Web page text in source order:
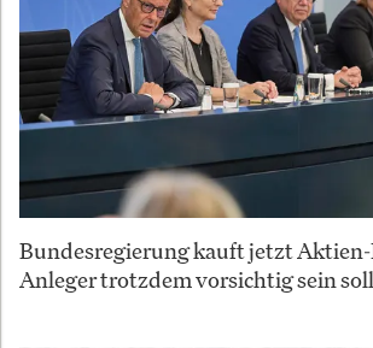
Bundesregierung kauft jetzt Aktien-
Anleger trotzdem vorsichtig sein